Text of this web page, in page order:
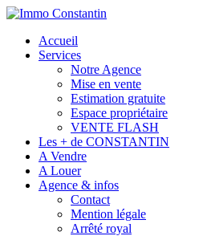
Accueil
Services
Notre Agence
Mise en vente
Estimation gratuite
Espace propriétaire
VENTE FLASH
Les + de CONSTANTIN
A Vendre
A Louer
Agence & infos
Contact
Mention légale
Arrêté royal